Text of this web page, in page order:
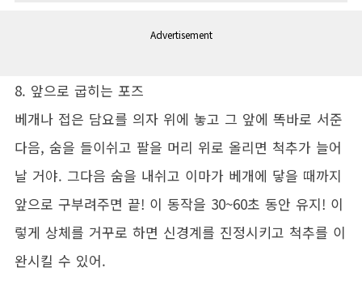
Advertisement
8. 앞으로 굽히는 포즈
베개나 접은 담요를 의자 위에 놓고 그 앞에 똑바로 서준
다음, 숨을 들이쉬고 팔을 머리 위로 올리면 척추가 늘어
날 거야. 그다음 숨을 내쉬고 이마가 베개에 닿을 때까지
앞으로 구부려주면 끝! 이 동작을 30~60초 동안 유지! 이
렇게 상체를 거꾸로 하면 신경계를 진정시키고 척추를 이
완시킬 수 있어.